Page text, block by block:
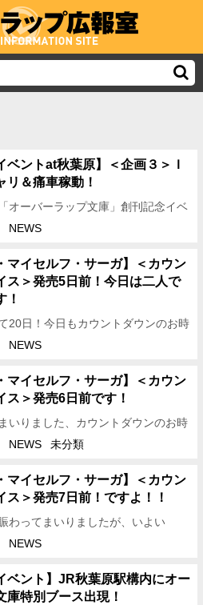
ベントat秋葉原】＜企画３＞Ｉ
リ＆痛車稼動！
オーバーラップ文庫」創刊記念イベ
まだ明かされていなかった 最後の
トラ…
NEWS
マイセルフ・サーガ】＜カウン
ス＞発売5日前！今日は二人で
！
20日！今日もカウントダウンのお時
花金を過ごしていらっしゃることで
…
NEWS
マイセルフ・サーガ】＜カウン
ス＞発売6日前です！
いりました、カウントダウンのお時
んは、ミスティです。 日付変わっ
…
NEWS 未分類
マイセルフ・サーガ】＜カウン
ス＞発売7日前！ですよ！！
わってまいりましたが、いよい
日前です！！ 完成した文庫の見本誌
届い…
NEWS
ベント】JR秋葉原駅構内にオー
庫特別ブース出現！